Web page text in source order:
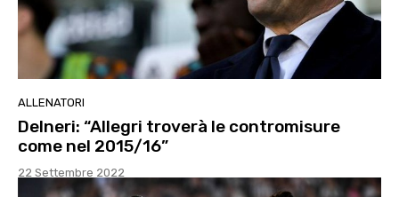
ALLENATORI
Delneri: “Allegri troverà le contromisure
come nel 2015/16”
22 Settembre 2022